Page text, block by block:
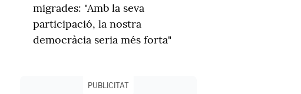
migrades: "Amb la seva
participació, la nostra
democràcia seria més forta"
PUBLICITAT